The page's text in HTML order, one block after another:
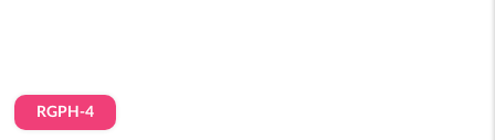
RGPH-4